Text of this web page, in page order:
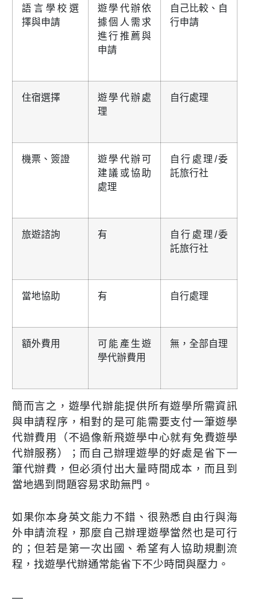
語言學校選
擇與申請
遊學代辦依
據個人需求
進行推薦與
申請
自己比較、自
行申請
住宿選擇
遊學代辦處
理
自行處理
機票、簽證
遊學代辦可
建議或協助
處理
自行處理/委
託旅行社
旅遊諮詢 有
自行處理/委
託旅行社
當地協助 有 自行處理
額外費用
可能產生遊
學代辦費用
無，全部自理
簡而言之，遊學代辦能提供所有遊學所需資訊
與申請程序，相對的是可能需要支付一筆遊學
代辦費用（不過像新飛遊學中心就有免費遊學
代辦服務）；而自己辦理遊學的好處是省下一
筆代辦費，但必須付出大量時間成本，而且到
當地遇到問題容易求助無門。
如果你本身英文能力不錯、很熟悉自由行與海
外申請流程，那麼自己辦理遊學當然也是可行
的；但若是第一次出國、希望有人協助規劃流
程，找遊學代辦通常能省下不少時間與壓力。
—